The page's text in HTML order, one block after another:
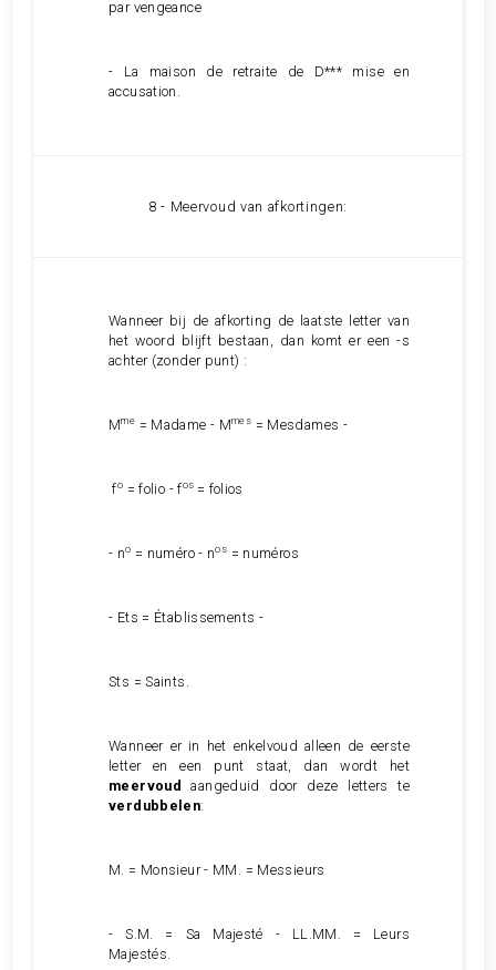
par vengeance
- La maison de retraite de D*** mise en
accusation.
8 - Meervoud van afkortingen:
Wanneer bij de afkorting de laatste letter van
het woord blijft bestaan, dan komt er een -s
achter (zonder punt) :
Mme = Madame - Mmes = Mesdames -
fo = folio - fos = folios
- no = numéro - nos = numéros
- Ets = Établissements -
Sts = Saints.
Wanneer er in het enkelvoud alleen de eerste
letter en een punt staat, dan wordt het
meervoudaangeduid door deze letters te
verdubbelen:
M. = Monsieur - MM. = Messieurs
- S.M. = Sa Majesté - LL.MM. = Leurs
Majestés.